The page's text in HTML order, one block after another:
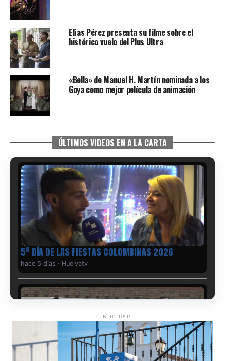
Elías Pérez presenta su filme sobre el
histórico vuelo del Plus Ultra
«Bella» de Manuel H. Martín nominada a los
Goya como mejor película de animación
ÚLTIMOS VIDEOS EN A LA CARTA
5º DÍA DE LAS FIESTAS COLOMBINAS 2026
hace 5 días · Huelvatv
PUBLICIDAD